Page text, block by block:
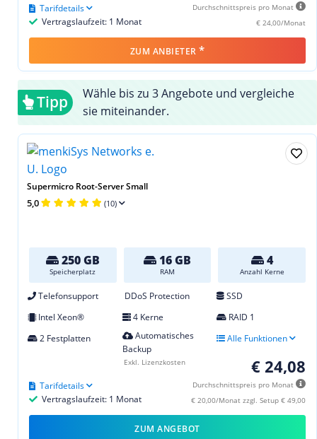
Durchschnittspreis pro Monat
€ 24,00/Monat
Vertragslaufzeit: 1 Monat
Tarifdetails
ZUM ANBIETER *
Tipp
Wähle bis zu 3 Angebote und vergleiche
sie miteinander.
Supermicro Root-Server Small
5,0 (10)
250 GB
Speicherplatz
16 GB
RAM
4
Anzahl Kerne
Telefonsupport DDoS Protection
SSD
Intel Xeon®
4 Kerne
RAID 1
2 Festplatten
Automatisches
Backup
Alle Funktionen
€ 24,08
Durchschnittspreis pro Monat
€ 20,00/Monat zzgl. Setup € 49,00
Vertragslaufzeit: 1 Monat
Tarifdetails
Exkl. Lizenzkosten
ZUM ANGEBOT